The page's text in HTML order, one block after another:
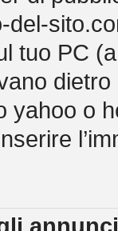
del-
tuo PC
yahoo o